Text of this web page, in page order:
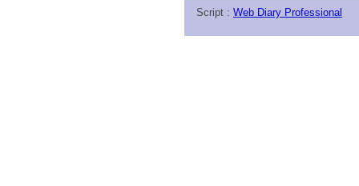
Script : Web Diary Professional